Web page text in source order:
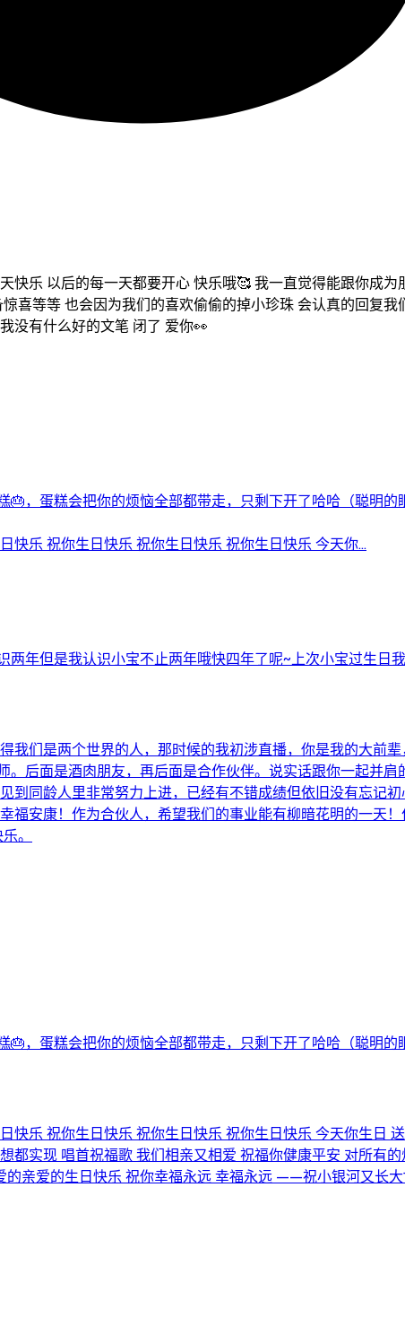
快乐 以后的每一天都要开心 快乐哦🥰 我一直觉得能跟你成
喜等等 也会因为我们的喜欢偷偷的掉小珍珠 会认真的回复
没有什么好的文笔 闭了 爱你👀
，蛋糕会把你的烦恼全部都带走，只剩下开了哈哈（聪明的
乐 祝你生日快乐 祝你生日快乐 祝你生日快乐 今天你...
年但是我认识小宝不止两年哦快四年了呢~上次小宝过生日
我们是两个世界的人，那时候的我初涉直播，你是我的大前
后面是酒肉朋友，再后面是合作伙伴。说实话跟你一起并
到同龄人里非常努力上进，已经有不错成绩但依旧没有忘记
福安康！作为合伙人，希望我们的事业能有柳暗花明的一天
。
，蛋糕会把你的烦恼全部都带走，只剩下开了哈哈（聪明
乐 祝你生日快乐 祝你生日快乐 祝你生日快乐 今天你生日
都实现 唱首祝福歌 我们相亲又相爱 祝福你健康平安 对所有
亲爱的生日快乐 祝你幸福永远 幸福永远 ——祝小银河又长大